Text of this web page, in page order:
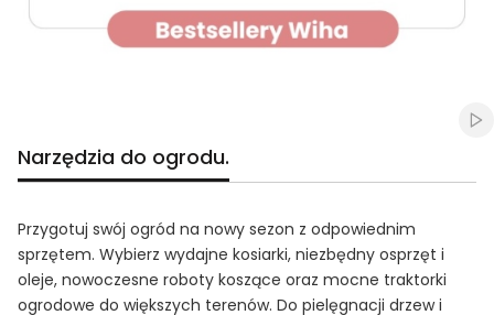
Narzędzia do ogrodu.
Przygotuj swój ogród na nowy sezon z odpowiednim
sprzętem. Wybierz wydajne kosiarki, niezbędny osprzęt i
oleje, nowoczesne roboty koszące oraz mocne traktorki
ogrodowe do większych terenów. Do pielęgnacji drzew i